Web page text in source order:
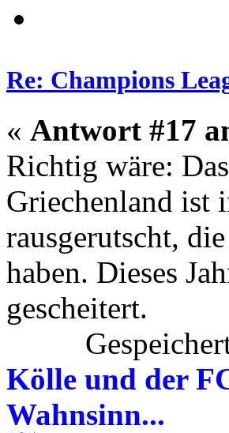
Re: Champions
« Antwort #17
Richtig wäre:
Griechenland ist
rausgerutscht,
haben. Dieses
gescheitert.
Kölle und der
Wahnsinn...